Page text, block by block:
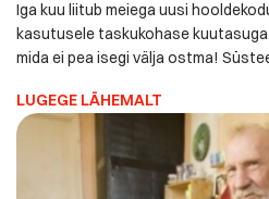
Iga kuu liitub meiega uusi
kasutusele taskukohase
mida ei pea isegi välja ostma!
häirenupud ja hooldustöötajatel
kuvatakse koheselt, kes parasjagu
hoolekandeasutusi asutusi annab
LUGEGE LÄHEMALT